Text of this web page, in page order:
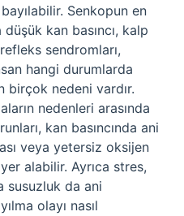
Senkopun en
kan basıncı, kalp
sendromları,
hangi durumlarda
birçok nedeni vardır.
nedenleri arasında
kan basıncında ani
veya yetersiz oksijen
alabilir. Ayrıca stres,
susuzluk da ani
olayı nasıl